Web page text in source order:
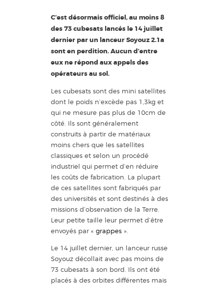
C’est désormais officiel, au moins 8
des 73 cubesats lancés le 14 juillet
dernier par un lanceur Soyouz 2.1a
sont en perdition. Aucun d’entre
eux ne répond aux appels des
opérateurs au sol.
Les cubesats sont des mini satellites
dont le poids n’excède pas 1,3kg et
qui ne mesure pas plus de 10cm de
côté. Ils sont généralement
construits à partir de matériaux
moins chers que les satellites
classiques et selon un procédé
industriel qui permet d’en réduire
les coûts de fabrication. La plupart
de ces satellites sont fabriqués par
des universités et sont destinés à des
missions d’observation de la Terre.
Leur petite taille leur permet d’être
envoyés par « grappes ».
Le 14 juillet dernier, un lanceur russe
Soyouz décollait avec pas moins de
73 cubesats à son bord. Ils ont été
placés à des orbites différentes mais